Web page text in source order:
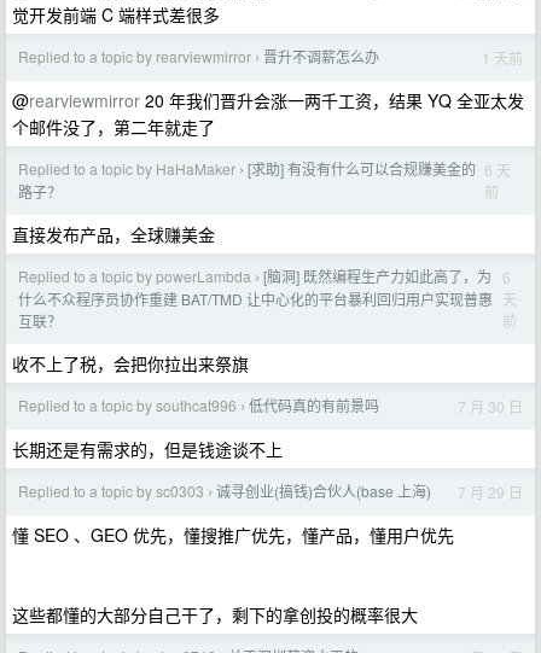
觉开发前端 C 端样式差很多
Replied to a topic by rearviewmirror › 晋升不调薪怎么办 1 天前
@rearviewmirror 20 年我们晋升会涨一两千工资，结果 YQ 全亚太发
个邮件没了，第二年就走了
Replied to a topic by HaHaMaker › [求助] 有没有什么可以合规赚美金的
路子？
6 天
前
直接发布产品，全球赚美金
Replied to a topic by powerLambda › [脑洞] 既然编程生产力如此高了，为
什么不众程序员协作重建 BAT/TMD 让中心化的平台暴利回归用户实现普惠
互联？
6
天
前
收不上了税，会把你拉出来祭旗
Replied to a topic by southcat996 › 低代码真的有前景吗 7 月 30 日
长期还是有需求的，但是钱途谈不上
Replied to a topic by sc0303 › 诚寻创业(搞钱)合伙人(base 上海) 7 月 29 日
懂 SEO 、GEO 优先，懂搜推广优先，懂产品，懂用户优先
这些都懂的大部分自己干了，剩下的拿创投的概率很大